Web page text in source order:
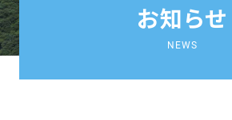
お知らせ
NEWS